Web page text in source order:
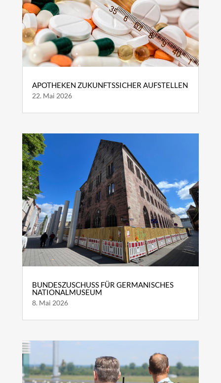
APOTHEKEN ZUKUNFTSSICHER AUFSTELLEN
22. Mai 2026
BUNDESZUSCHUSS FÜR GERMANISCHES
NATIONALMUSEUM
8. Mai 2026